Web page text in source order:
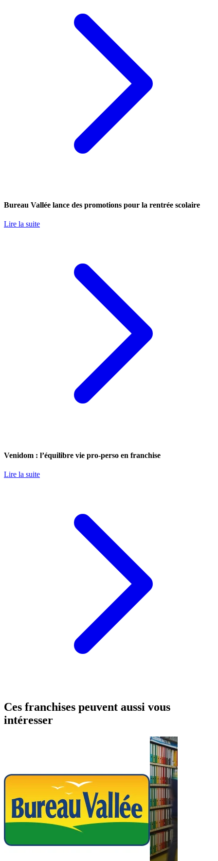
Bureau Vallée lance des promotions pour la rentrée scolaire
Lire la suite
Venidom : l’équilibre vie pro-perso en franchise
Lire la suite
Ces franchises peuvent aussi vous
intéresser